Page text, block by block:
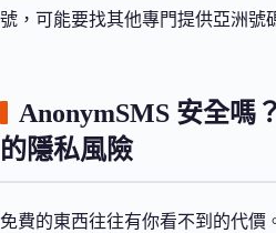
號，可能要找其他專門提供亞洲號
AnonymSMS 安全嗎
的隱私風險
免費的東西往往有你看不到的代價